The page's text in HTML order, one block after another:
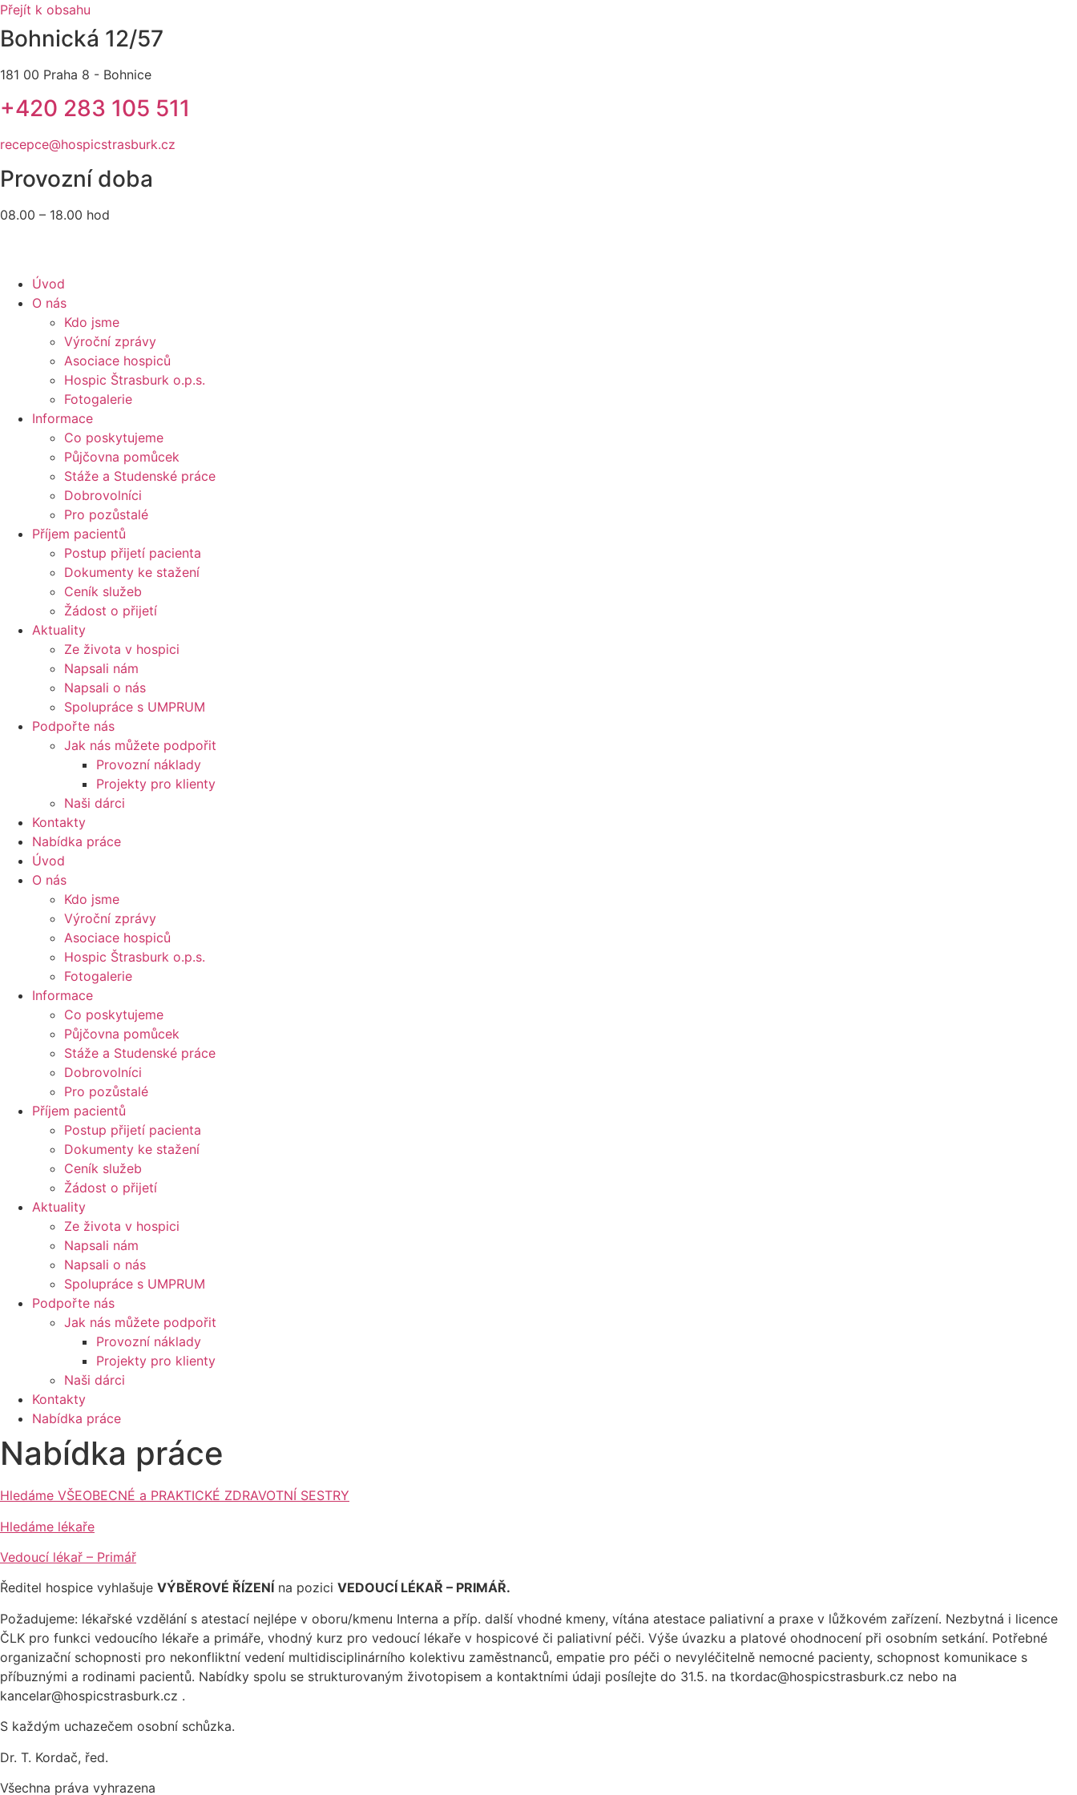
Přejít k obsahu
Bohnická 12/57
181 00 Praha 8 - Bohnice
+420 283 105 511
recepce@hospicstrasburk.cz
Provozní doba
08.00 – 18.00 hod
Úvod
O nás
Kdo jsme
Výroční zprávy
Asociace hospiců
Hospic Štrasburk o.p.s.
Fotogalerie
Informace
Co poskytujeme
Půjčovna pomůcek
Stáže a Studenské práce
Dobrovolníci
Pro pozůstalé
Příjem pacientů
Postup přijetí pacienta
Dokumenty ke stažení
Ceník služeb
Žádost o přijetí
Aktuality
Ze života v hospici
Napsali nám
Napsali o nás
Spolupráce s UMPRUM
Podpořte nás
Jak nás můžete podpořit
Provozní náklady
Projekty pro klienty
Naši dárci
Kontakty
Nabídka práce
Úvod
O nás
Kdo jsme
Výroční zprávy
Asociace hospiců
Hospic Štrasburk o.p.s.
Fotogalerie
Informace
Co poskytujeme
Půjčovna pomůcek
Stáže a Studenské práce
Dobrovolníci
Pro pozůstalé
Příjem pacientů
Postup přijetí pacienta
Dokumenty ke stažení
Ceník služeb
Žádost o přijetí
Aktuality
Ze života v hospici
Napsali nám
Napsali o nás
Spolupráce s UMPRUM
Podpořte nás
Jak nás můžete podpořit
Provozní náklady
Projekty pro klienty
Naši dárci
Kontakty
Nabídka práce
Nabídka práce
Hledáme VŠEOBECNÉ a PRAKTICKÉ ZDRAVOTNÍ SESTRY
Hledáme lékaře
Vedoucí lékař – Primář
Ředitel hospice vyhlašuje VÝBĚROVÉ ŘÍZENÍ na pozici VEDOUCÍ LÉKAŘ – PRIMÁŘ.
Požadujeme: lékařské vzdělání s atestací nejlépe v oboru/kmenu Interna a příp. další vhodné kmeny, vítána atestace paliativní a praxe v lůžkovém zařízení. Nezbytná i licence
ČLK pro funkci vedoucího lékaře a primáře, vhodný kurz pro vedoucí lékaře v hospicové či paliativní péči. Výše úvazku a platové ohodnocení při osobním setkání. Potřebné
organizační schopnosti pro nekonfliktní vedení multidisciplinárního kolektivu zaměstnanců, empatie pro péči o nevyléčitelně nemocné pacienty, schopnost komunikace s
příbuznými a rodinami pacientů. Nabídky spolu se strukturovaným životopisem a kontaktními údaji posílejte do 31.5. na tkordac@hospicstrasburk.cz nebo na
kancelar@hospicstrasburk.cz .
S každým uchazečem osobní schůzka.
Dr. T. Kordač, řed.
Všechna práva vyhrazena